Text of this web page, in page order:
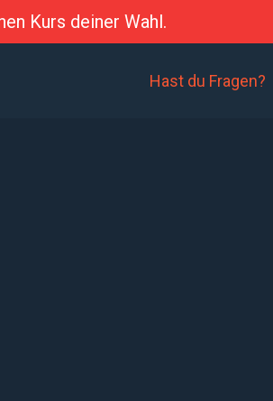
Kurs deiner Wahl.
Hast du Fragen?